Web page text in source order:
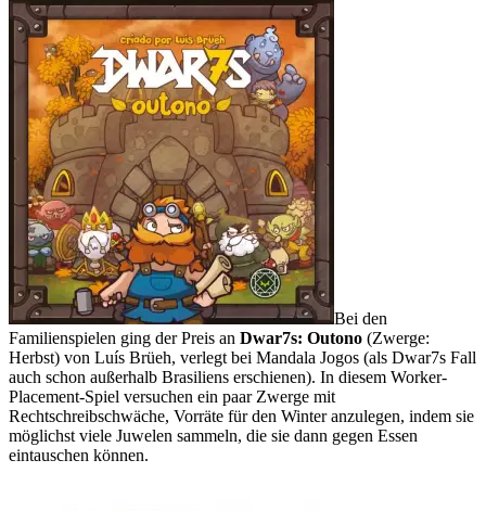
Bei den
Familienspielen ging der Preis an Dwar7s: Outono (Zwerge:
Herbst) von Luís Brüeh, verlegt bei Mandala Jogos (als Dwar7s Fall
auch schon außerhalb Brasiliens erschienen). In diesem Worker-
Placement-Spiel versuchen ein paar Zwerge mit
Rechtschreibschwäche, Vorräte für den Winter anzulegen, indem sie
möglichst viele Juwelen sammeln, die sie dann gegen Essen
eintauschen können.